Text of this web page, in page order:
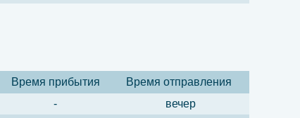
Время прибытия
Время отправления
-
вечер